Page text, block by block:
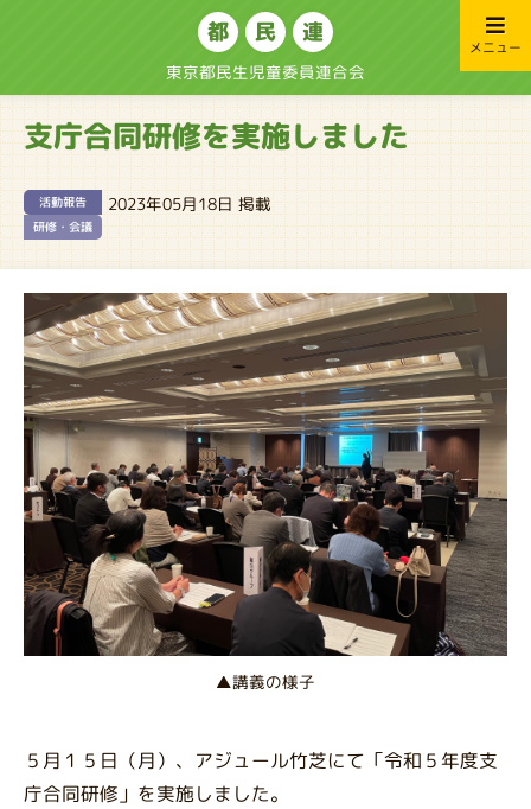
都 民 連
東京都民生児童委員連合会
支庁合同研修を実施しました
活動報告
研修・会議
2023年05月18日 掲載
▲講義の様子
５月１５日（月）、アジュール竹芝にて「令和５年度支
庁合同研修」を実施しました。
メニュー